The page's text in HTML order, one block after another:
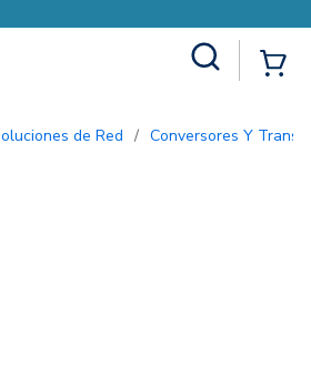
Soluciones de Red / Conversores Y